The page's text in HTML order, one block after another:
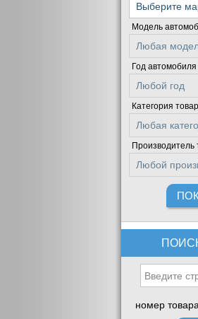
Модель
Год автомобиля
Категория
Производитель
номер товара